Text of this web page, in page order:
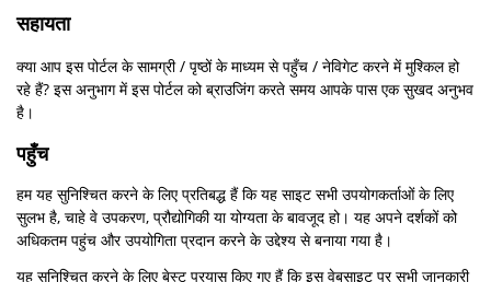
सहायता
क्या आप इस पोर्टल के सामग्री / पृष्ठों के माध्यम से पहुँच / नेविगेट करने में मुश्किल हो
रहे हैं? इस अनुभाग में इस पोर्टल को ब्राउजिंग करते समय आपके पास एक सुखद अनुभव
है।
पहुँच
हम यह सुनिश्चित करने के लिए प्रतिबद्ध हैं कि यह साइट सभी उपयोगकर्ताओं के लिए
सुलभ है, चाहे वे उपकरण, प्रौद्योगिकी या योग्यता के बावजूद हो। यह अपने दर्शकों को
अधिकतम पहुंच और उपयोगिता प्रदान करने के उद्देश्य से बनाया गया है।
यह सुनिश्चित करने के लिए बेस्ट प्रयास किए गए हैं कि इस वेबसाइट पर सभी जानकारी